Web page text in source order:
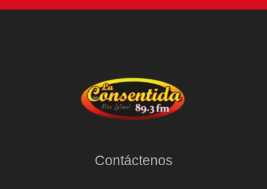
Contáctenos